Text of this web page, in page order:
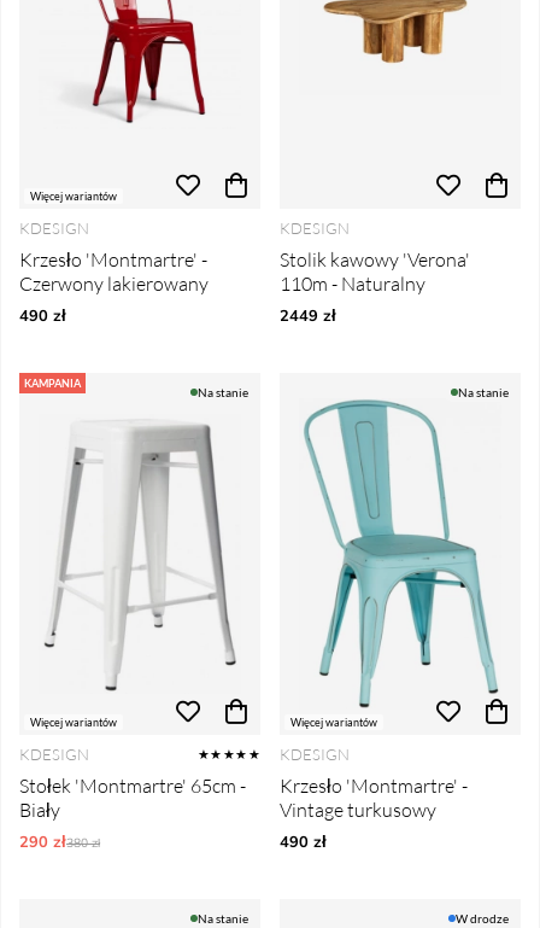
Więcej wariantów
KDESIGN
Krzesło 'Montmartre' -
Czerwony lakierowany
490 zł
KDESIGN
Stolik kawowy 'Verona'
110m - Naturalny
2449 zł
KAMPANIA
Więcej wariantów
Na stanie
KDESIGN ★★★★★
Stołek 'Montmartre' 65cm -
Biały
290 złOrdynarne ceny:
380 zł
Więcej wariantów
Na stanie
KDESIGN
Krzesło 'Montmartre' -
Vintage turkusowy
490 zł
Na stanie W drodze